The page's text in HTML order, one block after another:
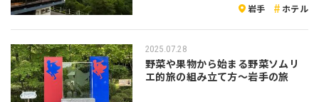
岩手 ホテル
2025.07.28
野菜や果物から始まる野菜ソムリ
エ的旅の組み立て方～岩手の旅